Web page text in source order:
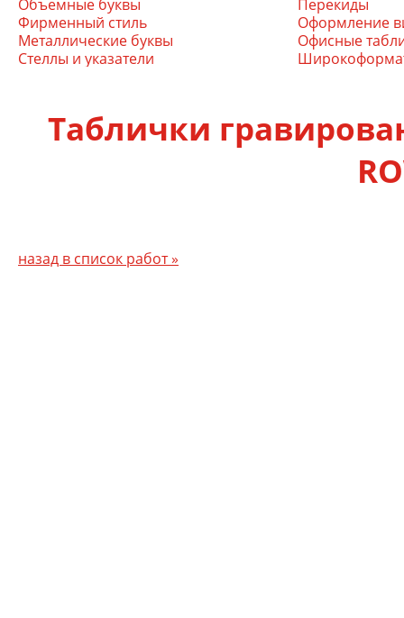
Объемные буквы
Перекиды
Фирменный стиль
Оформление
Ме­тал­ли­чес­кие бук­вы
Офис­ные
Стел­лы и ука­зате­ли
Таблички
назад в список работ »